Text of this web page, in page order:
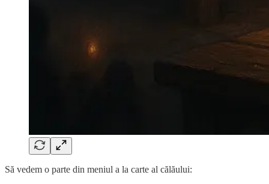
Să vedem o parte din meniul a la carte al călăului: